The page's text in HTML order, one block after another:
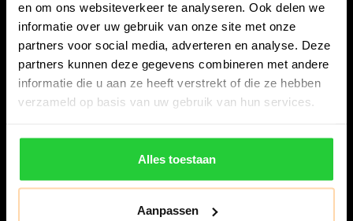
en om ons websiteverkeer te analyseren. Ook delen we
informatie over uw gebruik van onze site met onze
partners voor social media, adverteren en analyse. Deze
partners kunnen deze gegevens combineren met andere
informatie die u aan ze heeft verstrekt of die ze hebben
verzameld op basis van uw gebruik van hun services.
Alles toestaan
Aanpassen
Snijdersstraat 6
8224 AA Lelystad
Nederland